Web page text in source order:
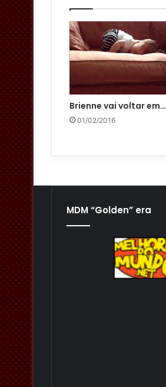
Brienne vai voltar em…
01/02/2016
MDM “Golden” era